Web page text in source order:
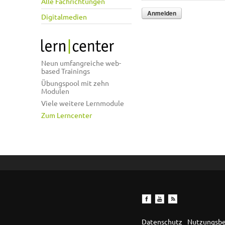
Digitalmedien
Neun umfangreiche web-
based Trainings
Übungspool mit zehn
Modulen
Viele weitere Lernmodule
Zum Lerncenter
Datenschutz